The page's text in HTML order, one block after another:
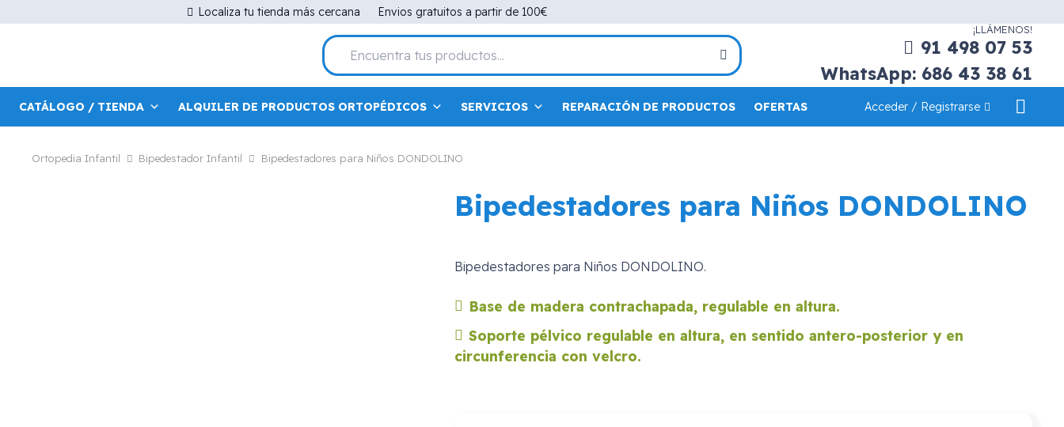
Localiza tu tienda más cercana Envios gratuitos a partir de 100€
¡LLÁMENOS!
91 498 07 53
WhatsApp: 686 43 38 61
CATÁLOGO / TIENDA ALQUILER DE PRODUCTOS ORTOPÉDICOS SERVICIOS REPARACIÓN DE PRODUCTOS OFERTAS Acceder / Registrarse
Ortopedia Infantil Bipedestador Infantil Bipedestadores para Niños DONDOLINO
Bipedestadores para Niños DONDOLINO
Bipedestadores para Niños DONDOLINO.
Base de madera contrachapada, regulable en altura.
Soporte pélvico regulable en altura, en sentido antero-posterior y en
circunferencia con velcro.